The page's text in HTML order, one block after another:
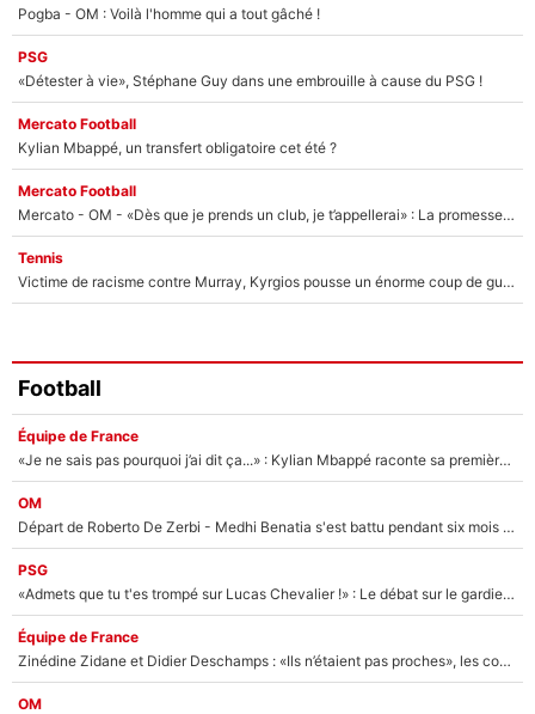
Pogba - OM : Voilà l'homme qui a tout gâché !
PSG
«Détester à vie», Stéphane Guy dans une embrouille à cause du PSG !
Mercato Football
Kylian Mbappé, un transfert obligatoire cet été ?
Mercato Football
Mercato - OM - «Dès que je prends un club, je t’appellerai» : La promesse de Marcelino au moment de claquer la porte
Tennis
Victime de racisme contre Murray, Kyrgios pousse un énorme coup de gueule !
Football
Équipe de France
«Je ne sais pas pourquoi j’ai dit ça...» : Kylian Mbappé raconte sa première rencontre avec Zinédine Zidane (et c’est très drôle)
OM
Départ de Roberto De Zerbi - Medhi Benatia s'est battu pendant six mois pour le retenir à l'OM, le PSG a été le naufrage de trop : «Je pars avec toi»
PSG
«Admets que tu t'es trompé sur Lucas Chevalier !» : Le débat sur le gardien du PSG vire au clash à l'After Foot
Équipe de France
Zinédine Zidane et Didier Deschamps : «Ils n’étaient pas proches», les confidences d’un membre de l’équipe de France 1998 sur leur relation spéciale
OM